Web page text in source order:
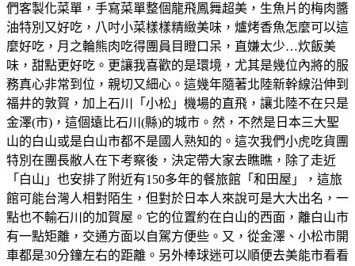
們客製化菜單，手寫菜單整個龍飛鳳舞超美，生魚片的梅肉醬
油特別又好吃，八吋小菜樣樣精緻美味，爐烤香魚怎麼可以這
麼好吃，月之輪熊肉吃得團員目瞪口呆，直嫌太少…炊飯美
味，甜點更好吃。更讓我喜歡的是環境，尤其是幾位內將的服
務真心非常到位，親切又細心。這幾年隨著北陸新幹線沿伸到
福井的敦賀，加上石川「小松」機場的直飛，讓北陸不在只是
金澤(市)，這個遠比石川(縣)的城市。然，不然是日本三大聖
山的白山或是白山市都不是國人熟知的。這次我們小虎吃貨團
特別在團長敝人在下考察後，決定帶大家去瞧瞧，除了走近
「白山」也安排了附近有150多年的餐旅館「和田屋」，這旅
館可能台灣人相對陌生，但對於日本人來說可是大大出名，一
點也不輸石川的加賀屋。它的位置約在白山的西面，離白山市
有一點矩離，交通方面以自駕方便些。又，從金澤、小松市開
車都是30分鐘左右的距離。另外棒球迷可以順便去美能市看看